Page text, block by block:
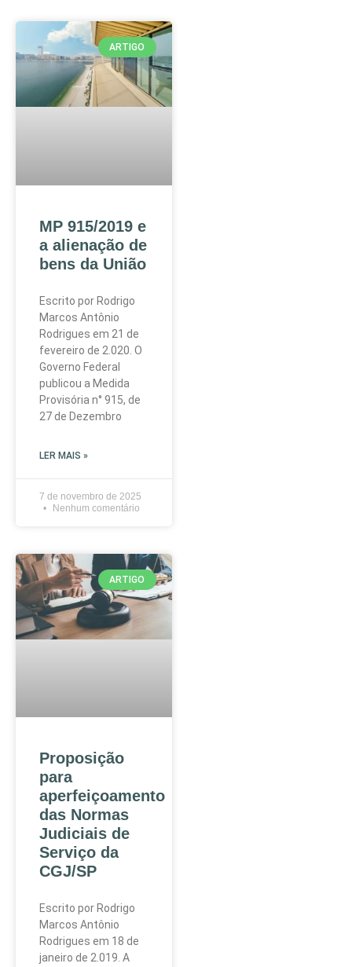
ARTIGO
MP 915/2019 e
a alienação de
bens da União
Escrito por Rodrigo
Marcos Antônio
Rodrigues em 21 de
fevereiro de 2.020. O
Governo Federal
publicou a Medida
Provisória n° 915, de
27 de Dezembro
LER MAIS »
7 de novembro de 2025
Nenhum comentário
ARTIGO
Proposição
para
aperfeiçoamento
das Normas
Judiciais de
Serviço da
CGJ/SP
Escrito por Rodrigo
Marcos Antônio
Rodrigues em 18 de
janeiro de 2.019. A